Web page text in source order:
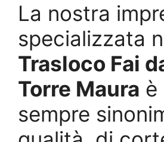
La nostra
specializzata
Trasloco Fai
Torre Maura è
sempre